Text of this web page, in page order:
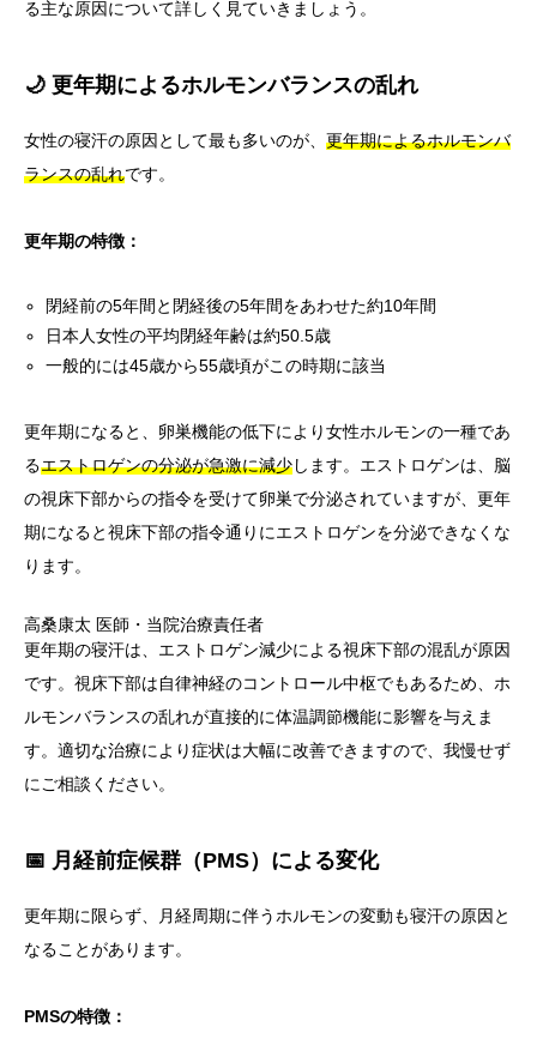
る主な原因について詳しく見ていきましょう。
🌙 更年期によるホルモンバランスの乱れ
女性の寝汗の原因として最も多いのが、 更年期によるホルモンバ
ランスの乱れです。
更年期の特徴：
閉経前の5年間と閉経後の5年間をあわせた約10年間
日本人女性の平均閉経年齢は約50.5歳
一般的には45歳から55歳頃がこの時期に該当
更年期になると、卵巣機能の低下により女性ホルモンの一種であ
るエストロゲンの分泌が急激に減少します。エストロゲンは、脳
の視床下部からの指令を受けて卵巣で分泌されていますが、更年
期になると視床下部の指令通りにエストロゲンを分泌できなくな
ります。
高桑康太 医師・当院治療責任者
更年期の寝汗は、エストロゲン減少による視床下部の混乱が原因
です。視床下部は自律神経のコントロール中枢でもあるため、ホ
ルモンバランスの乱れが直接的に体温調節機能に影響を与えま
す。適切な治療により症状は大幅に改善できますので、我慢せず
にご相談ください。
📅 月経前症候群（PMS）による変化
更年期に限らず、月経周期に伴うホルモンの変動も寝汗の原因と
なることがあります。
PMSの特徴：